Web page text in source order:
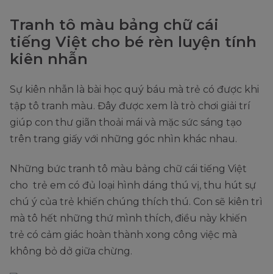
Tranh tô màu bảng chữ cái
tiếng Việt cho bé rèn luyện tính
kiên nhẫn
Sự kiên nhẫn là bài học quý báu mà trẻ có được khi
tập tô tranh màu. Đây được xem là trò chơi giải trí
giúp con thư giãn thoải mái và mặc sức sáng tạo
trên trang giấy với những góc nhìn khác nhau.
Những bức tranh tô màu bảng chữ cái tiếng Việt
cho trẻ em có đủ loại hình dáng thú vị, thu hút sự
chú ý của trẻ khiến chúng thích thú. Con sẽ kiên trì
mà tô hết những thứ mình thích, điều này khiến
trẻ có cảm giác hoàn thành xong công việc mà
không bỏ dở giữa chừng.